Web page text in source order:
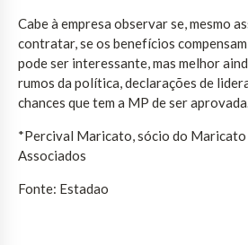
Cabe à empresa observar se, mesmo
contratar, se os benefícios
pode ser interessante, mas melhor
rumos da política, declarações de
chances que tem a MP de ser
*Percival Maricato, sócio do
Associados
Fonte: Estadao